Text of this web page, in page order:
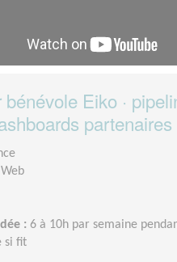
Eiko ·
partenaires
: 6 à 10h par semaine
si fit